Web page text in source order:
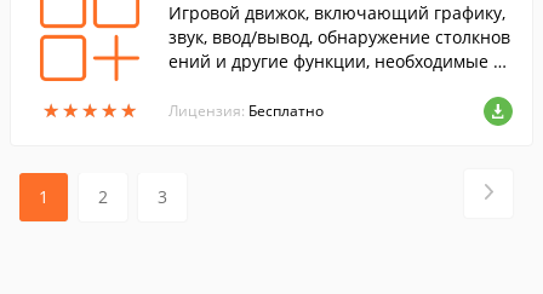
★★★★★
★★★★★
Игровой движок, включающий графику,
звук, ввод/вывод, обнаружение столкнов
ений и другие функции, необходимые дл
Лицензия: Бесплатно
1 2 3